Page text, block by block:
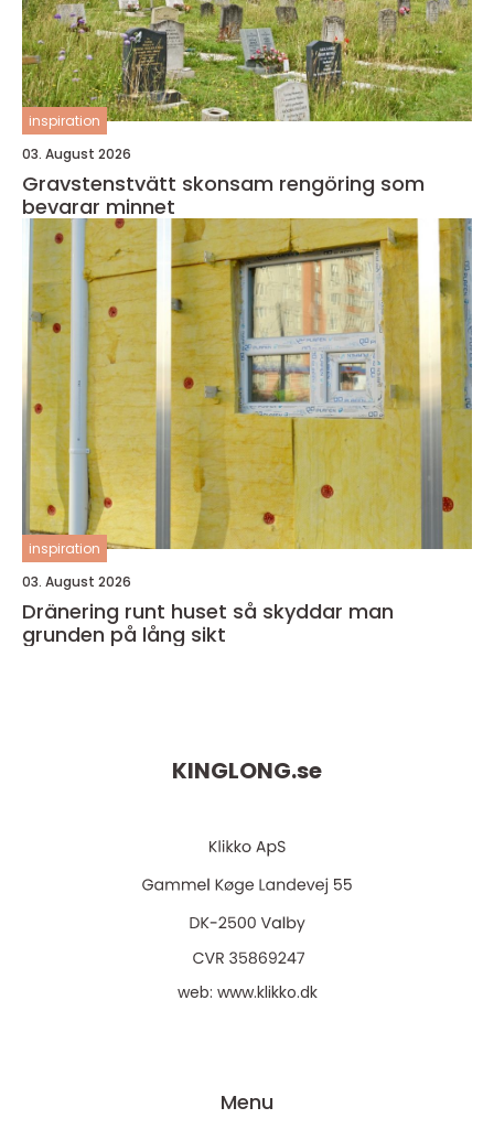
inspiration
03. August 2026
Gravstenstvätt skonsam rengöring som
bevarar minnet
inspiration
03. August 2026
Dränering runt huset så skyddar man
grunden på lång sikt
KINGLONG.se
web: www.klikko.dk
Menu